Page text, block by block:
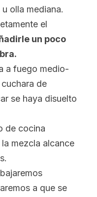
olla mediana.
el
un poco
a fuego medio-
de
se haya disuelto
de cocina
mezcla alcance
a que se